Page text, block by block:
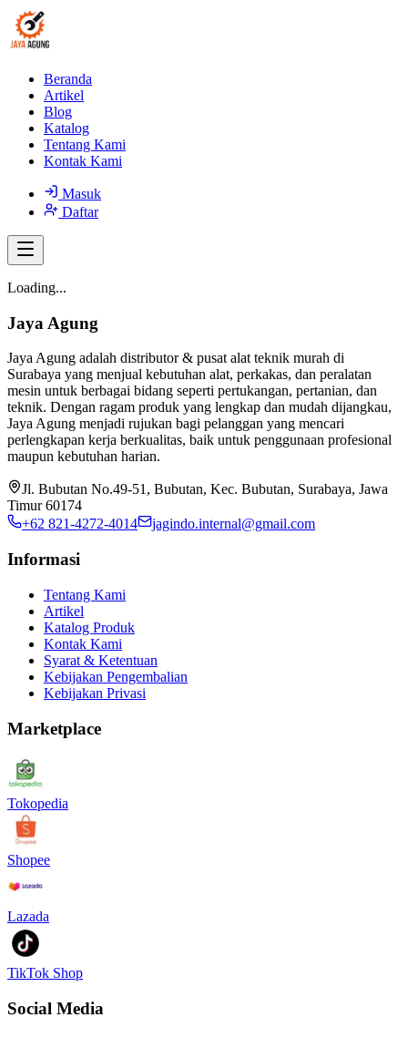
Beranda
Artikel
Blog
Katalog
Tentang Kami
Kontak Kami
Masuk
Daftar
Loading...
Jaya Agung
Jaya Agung adalah distributor & pusat alat teknik murah di
Surabaya yang menjual kebutuhan alat, perkakas, dan peralatan
mesin untuk berbagai bidang seperti pertukangan, pertanian, dan
teknik. Dengan ragam produk yang lengkap dan mudah dijangkau,
Jaya Agung menjadi rujukan bagi pelanggan yang mencari
perlengkapan kerja berkualitas, baik untuk penggunaan profesional
maupun kebutuhan harian.
Jl. Bubutan No.49-51, Bubutan, Kec. Bubutan, Surabaya, Jawa
Timur 60174
+62 821-4272-4014
jagindo.internal@gmail.com
Informasi
Tentang Kami
Artikel
Katalog Produk
Kontak Kami
Syarat & Ketentuan
Kebijakan Pengembalian
Kebijakan Privasi
Marketplace
Tokopedia
Shopee
Lazada
TikTok Shop
Social Media